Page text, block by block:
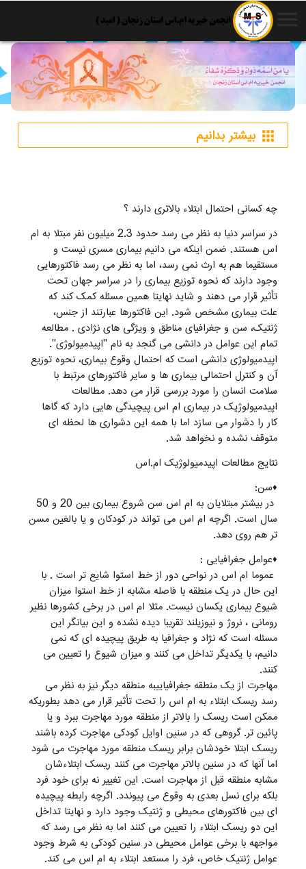
menu
apps بیشتر بدانیم
چه کسانی احتمال ابتلاء بالاتری دارند ؟
در سراسر دنیا به نظر می رسد حدود 2.3 میلیون نفر مبتلا به ام
اس هستند. ضمن اینکه می دانیم بیماری مسری نیست و
مستقیما هم به ارث نمی رسد، اما به نظر می رسد فاکتورهایی
وجود دارند که نحوه توزیع بیماری را در سراسر جهان تحت
تأثیر قرار می دهند و شاید نهایتا همین مسئله کمک کند که
علت بیماری مشخص شود. این فاکتورها عبارتند از جنس،
ژنتیک، سن و جغرافیای مناطق و ویژگی های نژادی . مطالعه
تمام این عوامل در دانشی می گنجد به نام "اپیدمیولوژی".
اپیدمیولوژی دانشی است که احتمال وقوع بیماری، نحوه توزیع
آن و کنترل احتمالی بیماری ها و سایر فاکتورهای مرتبط با
سلامت انسان را مورد بررسی قرار می دهد. مطالعات
اپیدمیولوژیک در بیماری ام اس پیچیدگی هایی دارد که گاها
کار را دشوار می سازد اما با همه این دشواری ها لحظه ای
متوقف نشده و نخواهد شد.
نتایج مطالعات اپیدمیولوژیک ام.اس
♦سن:
در بیشتر مبتلایان به ام اس سن شروع بیماری بین 20 و 50
سال است. اگرچه ام اس می تواند در کودکان و یا بالغین مسن
تر هم روی دهد.
♦عوامل جغرافیایی :
عموما ام اس در نواحی دور از خط استوا شایع تر است . با
این حال در یک منطقه با فاصله مشابه از خط استوا میزان
شیوع بیماری یکسان نیست. مثلا ام اس در برخی کشورها نظیر
رومانی ، نروژ و نیوزیلند تقریبا دیده نشده و این بیانگر این
مسئله است که نژاد و جغرافیا به طریق پیچیده ای که نمی
دانیم، با یکدیگر تداخل می کنند و میزان شیوع را تعیین می
کنند.
مهاجرت از یک منطقه جغرافیاییبه منطقه دیگر نیز به نظر می
رسد ریسک ابتلاء به ام اس را تحت تأثیر قرار می دهد بطوریکه
ممکن است ریسک را بالاتر از منطقه مورد مهاجرت ببرد و یا
پائین تر. گروهی که در سنین اوایل کودکی مهاجرت کرده باشند
ریسک ابتلا خودشان برابر ریسک منطقه مورد مهاجرت می شود
اما آنها که در سنین بالاتر مهاجرت می کنند ریسک ابتلاءشان
مشابه منطقه قبل از مهاجرت است. این تغییر نه برای خود فرد
بلکه برای نسل بعدی به وقوع می پیوندد. اگرچه رابطه پیچیده
ای بین فاکتورهای محیطی و ژنتیک وجود دارد و نهایتا تداخل
این دو ریسک ابتلاء را تعیین می کنند اما به نظر می رسد که
مواجهه با برخی عوامل محیطی در سنین کودکی به شرط وجود
عوامل ژنتیک خاص، فرد را مستعد ابتلاء به ام اس می کند.